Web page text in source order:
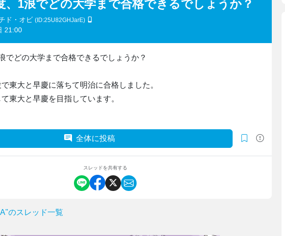
、1浪でどの大学まで合格できるでしょうか？
ド・オビ (ID:25U82GHJarE)
21:00
でどの大学まで合格できるでしょうか？
東大と早慶に落ちて明治に合格しました。
東大と早慶を目指しています。
全体に投稿
スレッドを共有する
のスレッド一覧